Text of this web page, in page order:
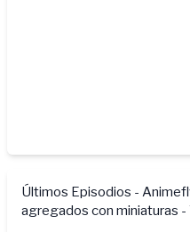
Últimos Episodios -
agregados con miniaturas -